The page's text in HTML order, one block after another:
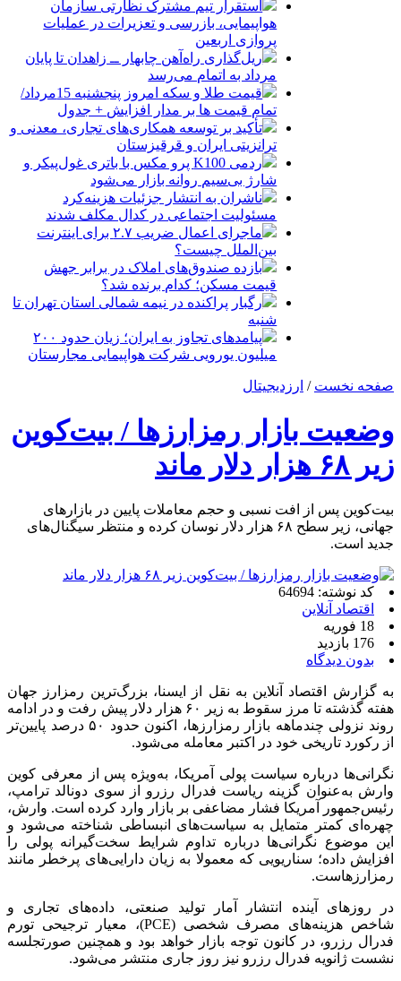
استقرار تیم مشترک نظارتی سازمان
هواپیمایی، بازرسی و تعزیرات در عملیات
پروازی اربعین
ریل‌گذاری راه‌آهن چابهار ــ زاهدان تا پایان
مرداد به اتمام می‌رسد
قیمت طلا و سکه امروز پنجشنبه 15مرداد/
تمام قیمت ها بر مدار افزایش + جدول
تأکید بر توسعه همکاری‌های تجاری، معدنی و
ترانزیتی ایران و قرقیزستان
ردمی K100 پرو مکس با باتری غول‌پیکر و
شارژ بی‌سیم روانه بازار می‌شود
ناشران به انتشار جزئیات هزینه‌کرد
مسئولیت اجتماعی در کدال مکلف شدند
ماجرای اعمال ضریب ۲.۷ برای اینترنت
بین‌الملل چیست؟
بازده صندوق‌های املاک در برابر جهش
قیمت مسکن؛ کدام برنده شد؟
رگبار پراکنده در نیمه شمالی استان تهران تا
شنبه
پیامدهای تجاوز به ایران؛ زیان حدود ۲۰۰
میلیون یورویی شرکت هواپیمایی مجارستان
صفحه نخست / ارزدیجیتال
وضعیت بازار رمزارزها / بیت‌کوین
زیر ۶۸ هزار دلار ماند
بیت‌کوین پس از افت نسبی و حجم معاملات پایین در بازارهای
جهانی، زیر سطح ۶۸ هزار دلار نوسان کرده و منتظر سیگنال‌های
جدید است.
کد نوشته: 64694
اقتصاد آنلاین
18 فوریه
176 بازدید
بدون دیدگاه
به گزارش اقتصاد آنلاین به نقل از ایسنا، بزرگ‌ترین رمزارز جهان
هفته گذشته تا مرز سقوط به زیر ۶۰ هزار دلار پیش رفت و در ادامه
روند نزولی چندماهه بازار رمزارزها، اکنون حدود ۵۰ درصد پایین‌تر
از رکورد تاریخی خود در اکتبر معامله می‌شود.
نگرانی‌ها درباره سیاست پولی آمریکا، به‌ویژه پس از معرفی کوین
وارش به‌عنوان گزینه ریاست فدرال رزرو از سوی دونالد ترامپ،
رئیس‌جمهور آمریکا فشار مضاعفی بر بازار وارد کرده است. وارش،
چهره‌ای کمتر متمایل به سیاست‌های انبساطی شناخته می‌شود و
این موضوع نگرانی‌ها درباره تداوم شرایط سخت‌گیرانه پولی را
افزایش داده؛ سناریویی که معمولا به زیان دارایی‌های پرخطر مانند
رمزارزهاست.
در روزهای آینده انتشار آمار تولید صنعتی، داده‌های تجاری و
شاخص هزینه‌های مصرف شخصی (PCE)، معیار ترجیحی تورم
فدرال رزرو، در کانون توجه بازار خواهد بود و همچنین صورتجلسه
نشست ژانویه فدرال رزرو نیز روز جاری منتشر می‌شود.